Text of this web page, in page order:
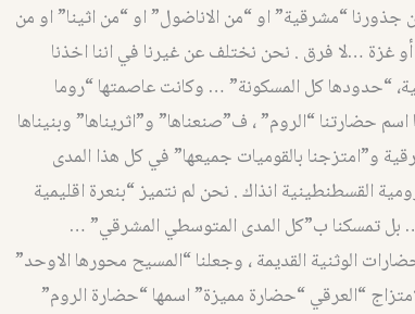
“مشرقية” او “من الاناضول” او “من اثينا” او من
غزة …لا فرق . نحن نختلف عن غيرنا في اننا اخذنا
“حدودها كل المسكونة” … وكانت عاصمتها “روما
حضارتنا “الروم” ، ف”صنعناها” و”اثريناها” وبنيناها
و”امتزجنا بالقوميات جميعها” في كل هذا المدى
القسطنطينية انذاك . نحن لم نتميز “بنعرة اقليمية
… بل تمسكنا ب”كل المدى المتوسطي المشرقي” …
الوثنية القديمة ، وجعلنا “المسيح محورها الاوحد”
“العرقي “حضارة مميزة” اسمها “حضارة الروم”